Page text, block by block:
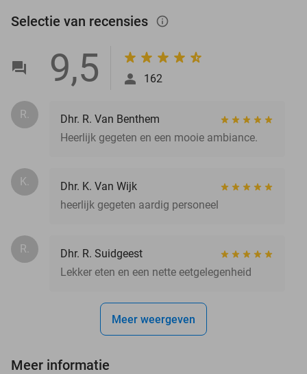
Selectie van recensies info_outlined
9,5 162
R.
Dhr. R. Van Benthem
Heerlijk gegeten en een mooie ambiance.
K.
Dhr. K. Van Wijk
heerlijk gegeten aardig personeel
R.
Dhr. R. Suidgeest
Lekker eten en een nette eetgelegenheid
Meer weergeven
Meer informatie